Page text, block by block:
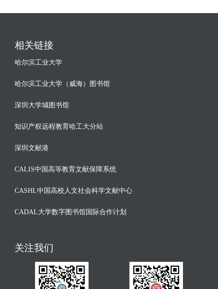
相关链接
哈尔滨工业大学
哈尔滨工业大学（威海）图书馆
深圳大学城图书馆
知识产权远程教育哈工大分站
深圳文献港
CALIS中国高等教育文献保障系统
CASHL中国高校人文社会科学文献中心
CADAL大学数字图书馆国际合作计划
关注我们